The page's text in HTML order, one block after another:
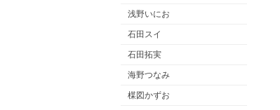
浅野いにお
石田スイ
石田拓実
海野つなみ
楳図かずお